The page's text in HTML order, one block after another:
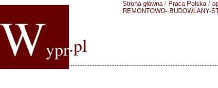
Wypr.pl
Strona główna/ Praca Polska/
REMONTOWO- BUDOWLANY-